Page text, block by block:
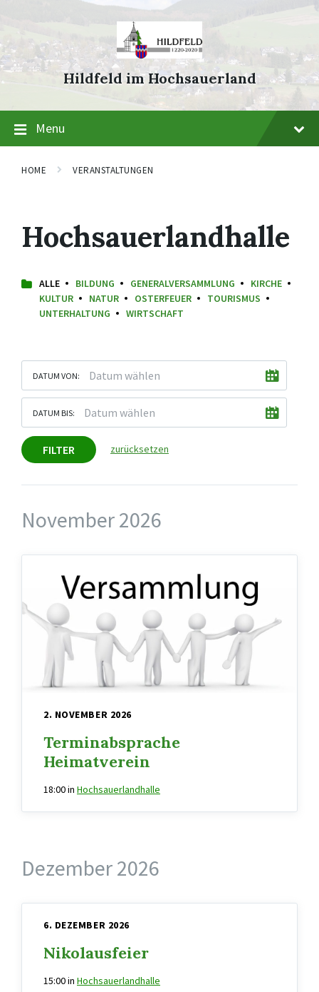
navigation
Hildfeld im Hochsauerland
Menu
HOME VERANSTALTUNGEN
Hochsauerlandhalle
ALLE BILDUNG GENERALVERSAMMLUNG
KIRCHE
KULTUR
NATUR OSTERFEUER
TOURISMUS
UNTERHALTUNG
WIRTSCHAFT
DATUM VON:
DATUM BIS:
FILTER zurücksetzen
November 2026
2. NOVEMBER 2026
Terminabsprache
Heimatverein
18:00in Hochsauerlandhalle
Dezember 2026
6. DEZEMBER 2026
Nikolausfeier
15:00in Hochsauerlandhalle